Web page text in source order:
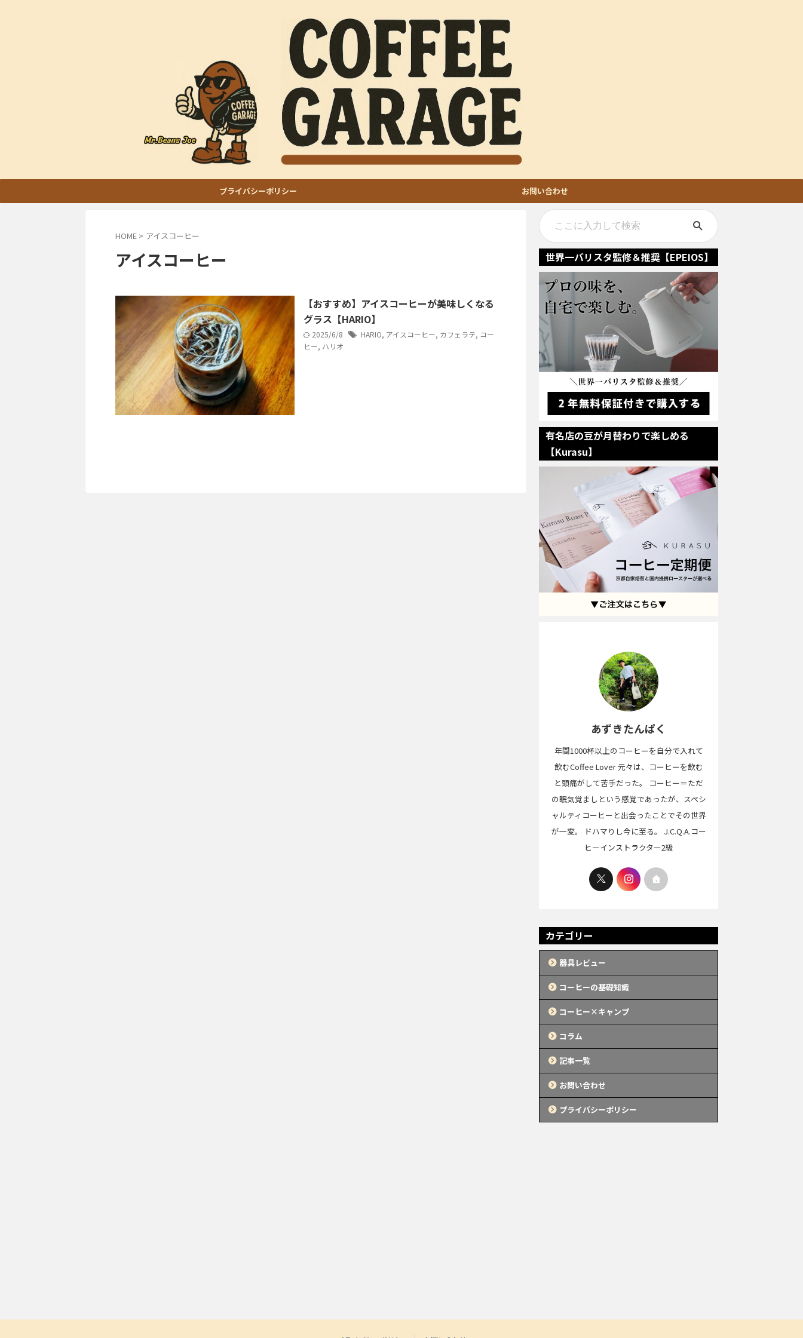
プライバシーポリシー お問い合わせ
HOME > アイスコーヒー
アイスコーヒー
【おすすめ】アイスコーヒーが美味しくなる
グラス【HARIO】
2025/6/8 HARIO, アイスコーヒー, カフェラテ, コー
ヒー, ハリオ
世界一バリスタ監修＆推奨【EPEIOS】
有名店の豆が月替わりで楽しめる
【Kurasu】
あずきたんぱく
年間1000杯以上のコーヒーを自分で入れて
飲むCoffee Lover 元々は、コーヒーを飲む
と頭痛がして苦手だった。 コーヒー＝ただ
の眠気覚ましという感覚であったが、スペシ
ャルティコーヒーと出会ったことでその世界
が一変。 ドハマりし今に至る。 J.C.Q.A.コー
ヒーインストラクター2級
カテゴリー
器具レビュー
コーヒーの基礎知識
コーヒー×キャンプ
コラム
記事一覧
お問い合わせ
プライバシーポリシー